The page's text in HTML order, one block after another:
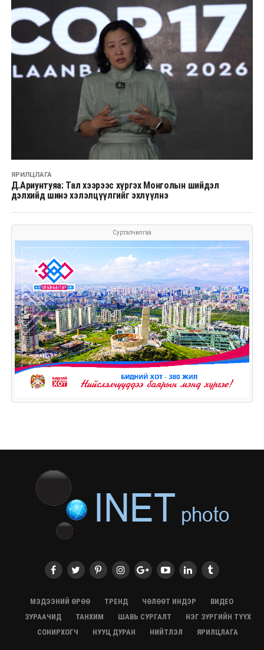
ЯРИЛЦЛАГА
Д.Ариунтуяа: Тал хээрээс хүргэх Монголын шийдэл
дэлхийд шинэ хэлэлцүүлгийг эхлүүлнэ
Сурталчилгаа
МЭДЭЭНИЙ ӨРӨӨ ТРЕНД ЧӨЛӨӨТ ИНДЭР
ВИДЕО
ЗУРААЧИД
ТАНХИМ ШАВЬ СУРГАЛТ
НЭГ ЗУРГИЙН ТҮҮХ
СОНИРХОГЧ
НУУЦ ДУРАН НИЙТЛЭЛ ЯРИЛЦЛАГА